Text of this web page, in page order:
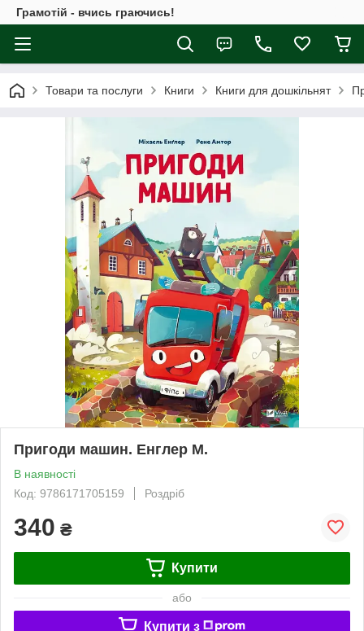
Грамотій - вчись граючись!
Товари та послуги Книги Книги для дошкільнят
Пригоди машин. Енглер М.
В наявності
Код: 9786171705159
Роздріб
340 ₴
Купити
або
Купити з